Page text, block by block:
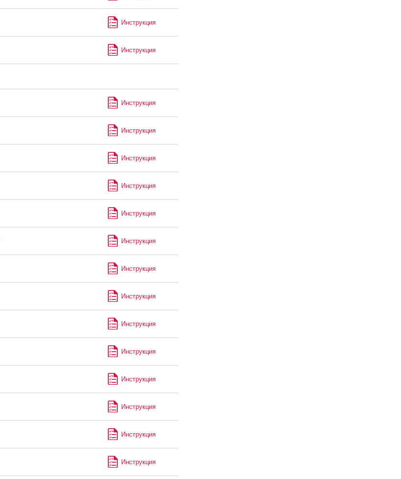
Инструкция
Инструкция
Инструкция
Инструкция
Инструкция
Инструкция
Инструкция
Инструкция
Инструкция
Инструкция
Инструкция
Инструкция
Инструкция
Инструкция
Инструкция
Инструкция